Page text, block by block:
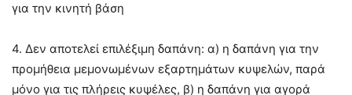
για την κινητή βάση
4. Δεν αποτελεί επιλέξιµη δαπάνη: α) η δαπάνη για την
προµήθεια µεµονωµένων εξαρτηµάτων κυψελών, παρά
µόνο για τις πλήρεις κυψέλες, β) η δαπάνη για αγορά